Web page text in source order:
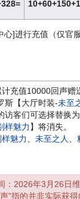
心]进行充值（仅官
充值10000回声赠
斯【大厅时装-未至
访客们可选择替换
样魅力 】将消失。
魅力 未至之人
：2026年3月26日
”指的并非实际获